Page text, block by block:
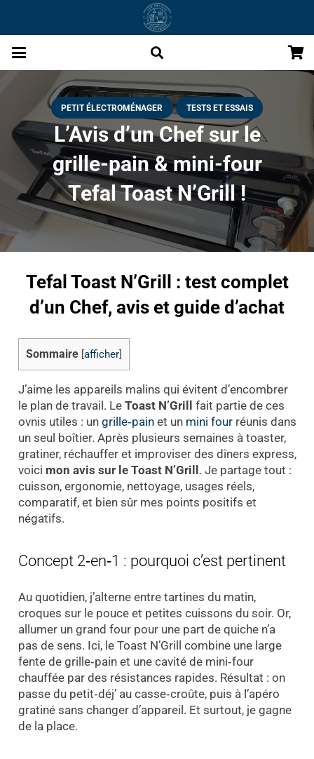
PETIT ÉLECTROMÉNAGER TESTS ET ESSAIS
L’Avis d’un Chef sur le
grille-pain & mini-four
Tefal Toast N’Grill !
Tefal Toast N’Grill : test complet
d’un Chef, avis et guide d’achat
Sommaire afficher]
J’aime les appareils malins qui évitent d’encombrer
le plan de travail. Le Toast N’Grill fait partie de ces
ovnis utiles : un grille‑painet un mini fourréunis dans
un seul boîtier. Après plusieurs semaines à toaster,
gratiner, réchauffer et improviser des dîners express,
voici mon avis sur le Toast N’Grill. Je partage tout :
cuisson, ergonomie, nettoyage, usages réels,
comparatif, et bien sûr mes points positifs et
négatifs.
Concept 2‑en‑1 : pourquoi c’est pertinent
Au quotidien, j’alterne entre tartines du matin,
croques sur le pouce et petites cuissons du soir. Or,
allumer un grand four pour une part de quiche n’a
pas de sens. Ici, le Toast N’Grill combine une large
fente de grille‑pain et une cavité de mini‑four
chauffée par des résistances rapides. Résultat : on
passe du petit‑déj’ au casse‑croûte, puis à l’apéro
gratiné sans changer d’appareil. Et surtout, je gagne
de la place.